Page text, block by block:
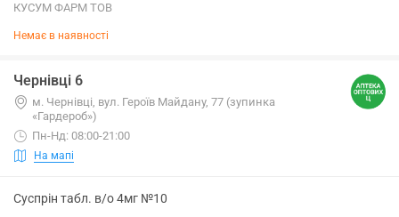
КУСУМ ФАРМ ТОВ
Немає в наявності
Чернівці 6
м. Чернівці, вул. Героїв Майдану, 77 (зупинка
«Гардероб»)
Пн-Нд: 08:00-21:00
На мапі
Суспрін табл. в/о 4мг №10